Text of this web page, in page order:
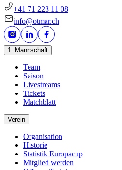
+41 71 223 11 08
info@otmar.ch
1. Mannschaft
Team
Saison
Livestreams
Tickets
Matchblatt
Verein
Organisation
Historie
Statistik Europacup
Mitglied werden